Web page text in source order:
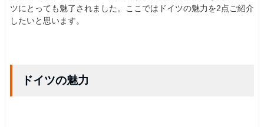
ツにとっても魅了されました。ここではドイツの魅力を2点ご紹介
したいと思います。
ドイツの魅力